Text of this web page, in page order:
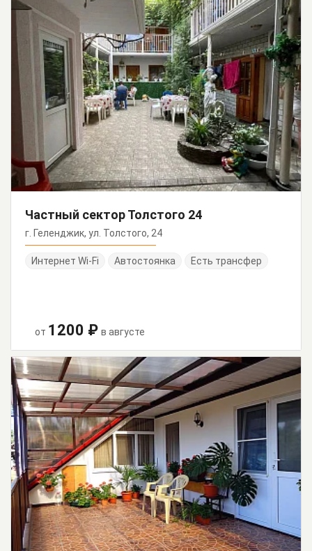
Частный сектор Толстого 24
г. Геленджик, ул. Толстого, 24
Интернет Wi-Fi Автостоянка Есть трансфер
от 1200 ₽ в августе